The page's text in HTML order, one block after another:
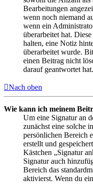
Bearbeitungen
wenn noch niemand
wenn ein
überarbeitet hat.
halten, eine Notiz
überarbeitet wurde.
einen Beitrag nicht
darauf geantwortet hat.
Nach oben
Wie kann ich meinem
Um eine Signatur an
zunächst eine solche
persönlichen Bereich
erstellt und
Kästchen „Signatur
Signatur auch
Bereich das
aktivierst. Wenn du